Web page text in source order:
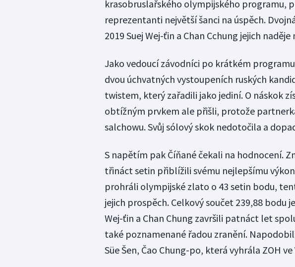
krasobruslařského olympijského programu,
reprezentanti největší šanci na úspěch.
2019 Suej Wej-ťin a Chan Cchung jejich
Jako vedoucí závodníci po krátkém
dvou úchvatných vystoupeních ruských
twistem, který zařadili jako jediní. O náskok
obtížným prvkem ale přišli, protože
salchowu. Svůj sólový skok nedotočila a
S napětím pak Číňané čekali na hodnocení.
třináct setin přiblížili svému nejlepšímu
prohráli olympijské zlato o 43 setin bodu,
jejich prospěch. Celkový součet 239,88 bodu
Wej-ťin a Chan Chung završili patnáct let
také poznamenané řadou zranění.
Süe Šen, Čao Chung-po, která vyhrála ZOH